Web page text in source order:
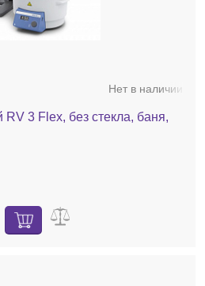
Нет в наличии
3 Flex, без стекла, баня,